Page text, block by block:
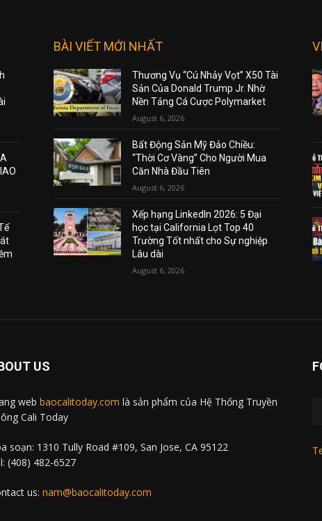
BÀI VIẾT MỚI NHẤT
Thương Vụ “Cú Nhảy Vọt” X50 Tài
Sản Của Donald Trump Jr. Nhờ
Nền Tảng Cá Cược Polymarket
August 6, 2026
Bất Động Sản Mỹ Đảo Chiều:
“Thời Cơ Vàng” Cho Người Mua
Căn Nhà Đầu Tiên
August 6, 2026
Xếp hạng LinkedIn 2026: 5 Đại
học tại California Lọt Top 40
Trường Tốt nhất cho Sự nghiệp
Lâu dài
August 6, 2026
US
web baocalitoday.com là sản phẩm của Hệ Thống Truyền
Cali Today
soạn: 1310 Tully Road #109, San Jose, CA 95122
(408) 482-6527
us: nam@baocalitoday.com